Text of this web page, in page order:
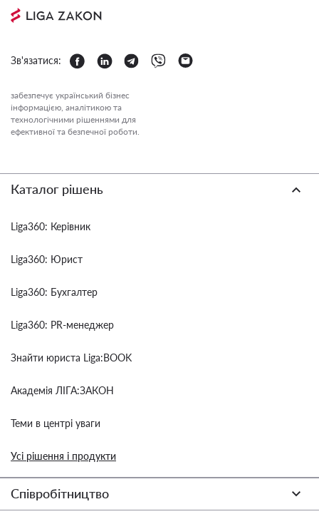
Зв'язатися:
забезпечує український бізнес
інформацією, аналітикою та
технологічними рішеннями для
ефективної та безпечної роботи.
Каталог рішень
Liga360: Керівник
Liga360: Юрист
Liga360: Бухгалтер
Liga360: PR-менеджер
Знайти юриста Liga:BOOK
Академія ЛІГА:ЗАКОН
Теми в центрі уваги
Усі рішення і продукти
Співробітництво